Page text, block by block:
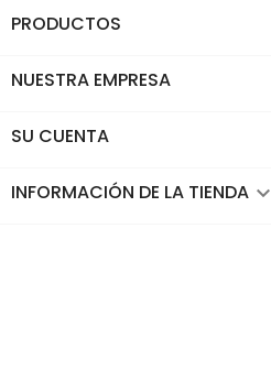
PRODUCTOS
NUESTRA EMPRESA
SU CUENTA
INFORMACIÓN DE LA TIENDA keyboard_arrow_down